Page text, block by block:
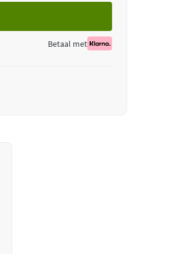
Betaal met